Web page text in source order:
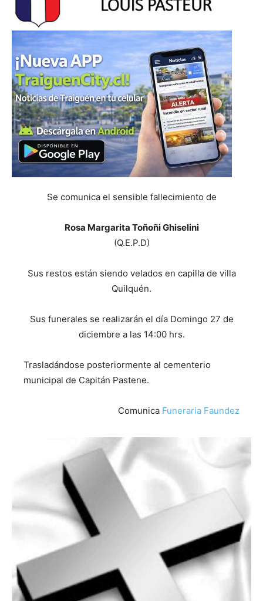
Se comunica el sensible fallecimiento de
Rosa Margarita Toñoñi Ghiselini
(Q.E.P.D)
Sus restos están siendo velados en capilla de villa
Quilquén.
Sus funerales se realizarán el día Domingo 27 de
diciembre a las 14:00 hrs.
Trasladándose posteriormente al cementerio
municipal de Capitán Pastene.
Comunica Funeraria Faundez